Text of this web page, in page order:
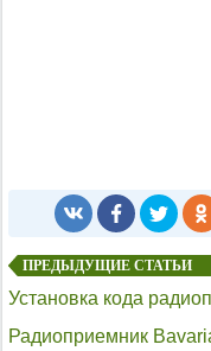
ПРЕДЫДУЩИЕ СТАТЬИ
Установка кода
Радиоприемник